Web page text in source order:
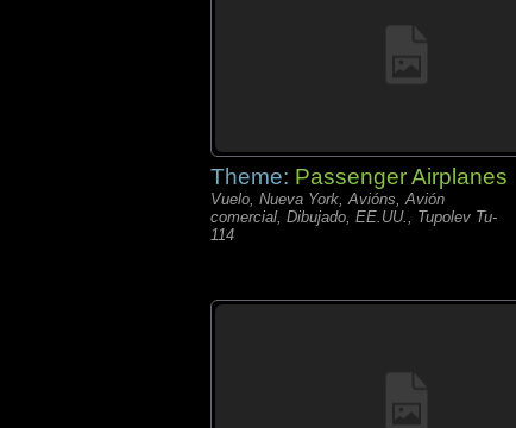
Theme: Passenger Airplanes
Vuelo, Nueva York, Avións, Avión
comercial, Dibujado, EE.UU., Tupolev Tu-
114